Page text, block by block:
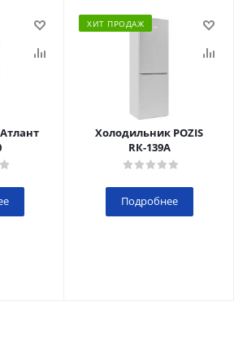
ХИТ ПРОДАЖ
Холодильник POZIS
RК-139А
Подробнее